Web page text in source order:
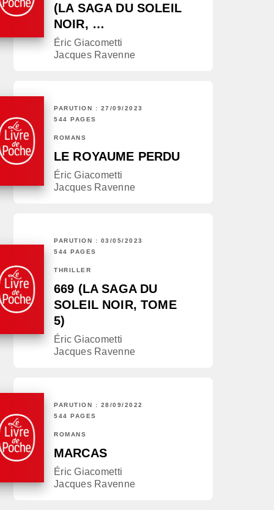
(LA SAGA DU SOLEIL
NOIR, …
Éric Giacometti
Jacques Ravenne
PARUTION : 27/09/2023
544 PAGES
ROMANS
LE ROYAUME PERDU
Éric Giacometti
Jacques Ravenne
PARUTION : 03/05/2023
544 PAGES
THRILLER
669 (LA SAGA DU
SOLEIL NOIR, TOME
5)
Éric Giacometti
Jacques Ravenne
PARUTION : 28/09/2022
544 PAGES
ROMANS
MARCAS
Éric Giacometti
Jacques Ravenne